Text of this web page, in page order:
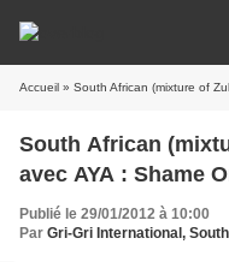
Accueil » South African (mixture of
South African
avec AYA : Shame
Publié le 29/01/2012 à 10:00
Par Gri-Gri International,